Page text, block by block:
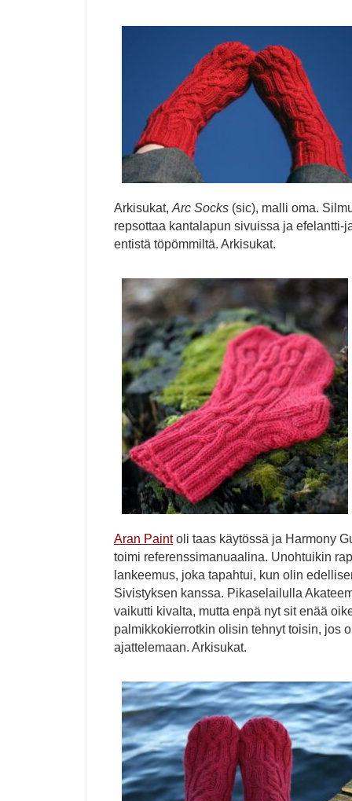
Arkisukat, Arc Socks (sic), malli oma.
repsottaa kantalapun sivuissa ja efelantti-
entistä töpömmiltä. Arkisukat.
Aran Paintoli taas käytössä ja Harmony
toimi referenssimanuaalina. Unohtuikin
lankeemus, joka tapahtui, kun olin
Sivistyksen kanssa. Pikaselailulla
vaikutti kivalta, mutta enpä nyt sit enää
palmikkokierrotkin olisin tehnyt toisin, jos
ajattelemaan. Arkisukat.